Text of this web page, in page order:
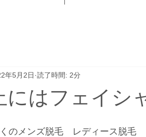
にはフェイシ
年5月2日 読了時間: 2分
のメンズ脱毛　レディース脱毛